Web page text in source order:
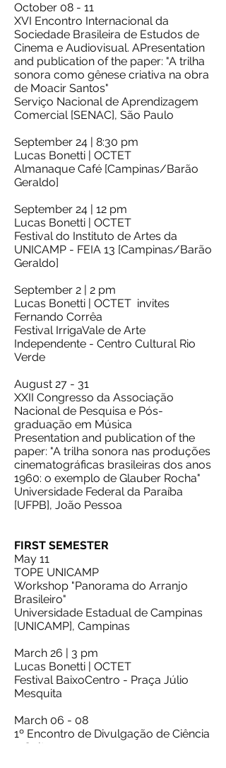
October 08 - 11
XVI Encontro Internacional da
Sociedade Brasileira de Estudos de
Cinema e Audiovisual. APresentation
and publication of the paper: "A trilha
sonora como gênese criativa na obra
de Moacir Santos"
Serviço Nacional de Aprendizagem
Comercial [SENAC], São Paulo
September 24 | 8:30 pm
Lucas Bonetti | OCTET
Almanaque Café [Campinas/Barão
Geraldo]
September 24 | 12 pm
Lucas Bonetti | OCTET
Festival do Instituto de Artes da
UNICAMP - FEIA 13 [Campinas/Barão
Geraldo]
September 2 | 2 pm
Lucas Bonetti | OCTET invites
Fernando Corrêa
Festival IrrigaVale de Arte
Independente - Centro Cultural Rio
Verde
August 27 - 31
XXII Congresso da Associação
Nacional de Pesquisa e Pós-
graduação em Música
Presentation and publication of the
paper: "A trilha sonora nas produções
cinematográficas brasileiras dos anos
1960: o exemplo de Glauber Rocha"
Universidade Federal da Paraíba
[UFPB], João Pessoa
FIRST SEMESTER
May 11
TOPE UNICAMP
Workshop "Panorama do Arranjo
Brasileiro"
Universidade Estadual de Campinas
[UNICAMP], Campinas
March 26 | 3 pm
Lucas Bonetti | OCTET
Festival BaixoCentro - Praça Júlio
Mesquita
March 06 - 08
1º Encontro de Divulgação de Ciência
e Cultura